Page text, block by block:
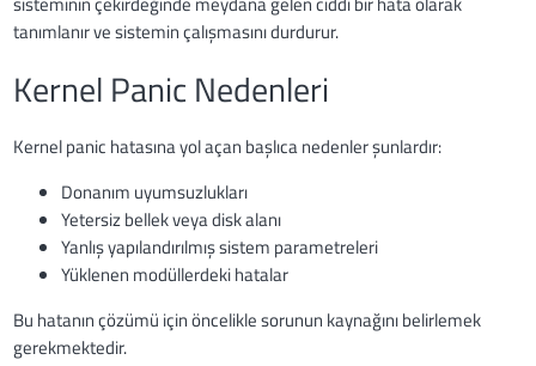
tanımlanır ve sistemin çalışmasını durdurur.
Kernel Panic Nedenleri
Kernel panic hatasına yol açan başlıca nedenler şunlardır:
Donanım uyumsuzlukları
Yetersiz bellek veya disk alanı
Yanlış yapılandırılmış sistem parametreleri
Yüklenen modüllerdeki hatalar
Bu hatanın çözümü için öncelikle sorunun kaynağını belirlemek
gerekmektedir.